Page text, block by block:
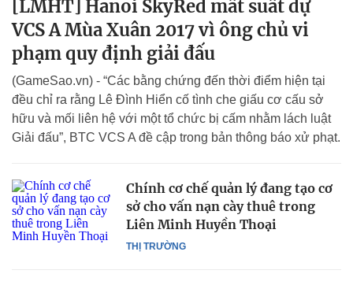
[LMHT] Hanoi SkyRed mất suất dự
VCS A Mùa Xuân 2017 vì ông chủ vi
phạm quy định giải đấu
(GameSao.vn) - “Các bằng chứng đến thời điểm hiện tại
đều chỉ ra rằng Lê Đình Hiển cố tình che giấu cơ cấu sở
hữu và mối liên hệ với một tổ chức bị cấm nhằm lách luật
Giải đấu”, BTC VCS A đề cập trong bản thông báo xử phạt.
THỊ TRƯỜNG
Chính cơ chế quản lý đang tạo cơ
sở cho vấn nạn cày thuê trong
Liên Minh Huyền Thoại